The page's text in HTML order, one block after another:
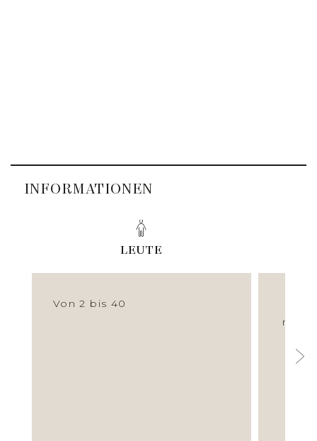
INFORMATIONEN
LEUTE
Von 2 bis 40
mit